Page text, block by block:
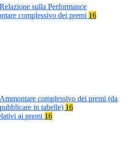
Relazione sulla Performance
complessivo dei premi 16
Ammontare complessivo dei premi (da
pubblicare in tabelle) 16
ai premi 16